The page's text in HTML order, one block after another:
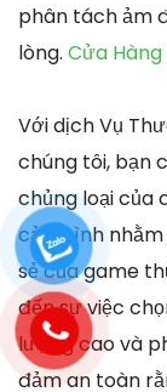
phân tách ảm
lòng. Cửa
Với dịch Vụ
chúng tôi, bạn
chủng loại của
cảm tình nhằm
sẻ của game
đến sự việc
lượng cao và
đảm an toàn